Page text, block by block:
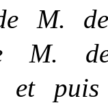
M.
M.
et puis